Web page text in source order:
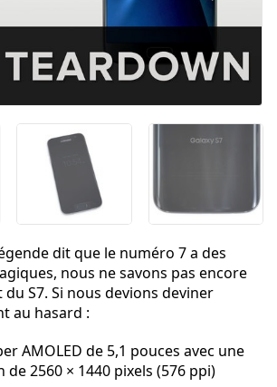
dit que le numéro 7 a des
nous ne savons pas encore
du S7. Si nous devions deviner
au hasard :
AMOLED de 5,1 pouces avec une
de 2560 × 1440 pixels (576 ppi)